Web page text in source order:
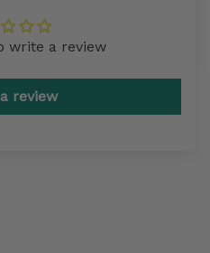
write a review
review